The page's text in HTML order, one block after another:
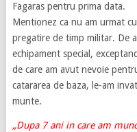
Fagaras pentru prima data.
Mentionez ca nu am urmat
pregatire de timp militar. De
echipament special,
de care am avut nevoie
catararea de baza, le-am
munte.
„Dupa 7 ani in care am